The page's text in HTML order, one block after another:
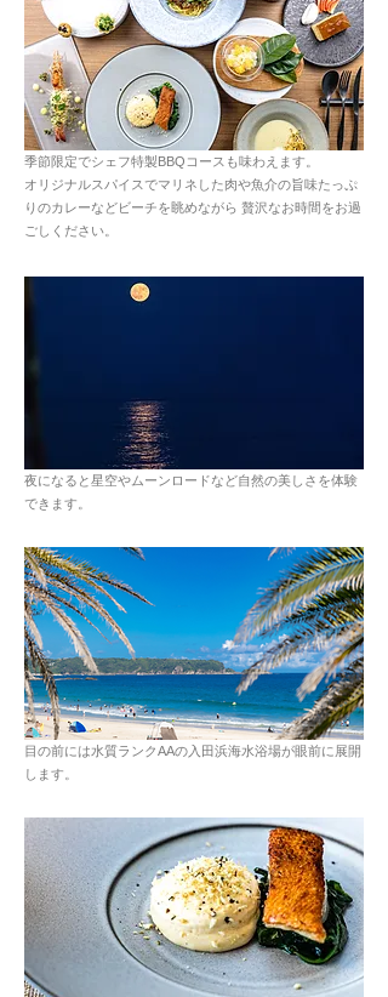
季節限定でシェフ特製BBQコースも味わえます。
オリジナルスパイスでマリネした肉や魚介の旨味たっぷ
りのカレーなどビーチを眺めながら 贅沢なお時間をお過
ごしください。
夜になると星空やムーンロードなど自然の美しさを体験
できます。
目の前には水質ランクAAの入田浜海水浴場が眼前に展開
します。